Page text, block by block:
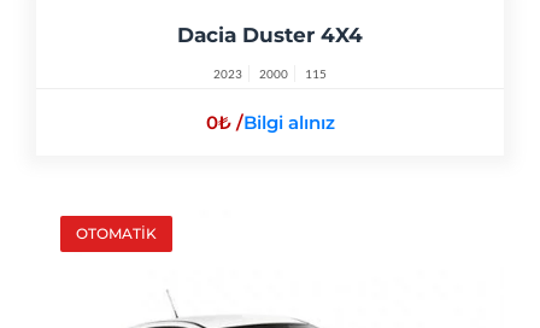
Dacia Duster 4X4
2023 2000 115
0 /Bilgi alınız
OTOMATİK